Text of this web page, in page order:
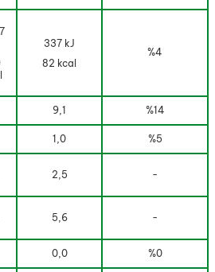
337 kJ
82 kcal
%4
9,1 %14
1,0 %5
2,5 -
5,6 -
0,0 %0